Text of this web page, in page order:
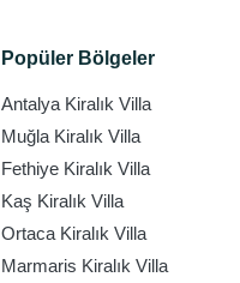
Popüler Bölgeler
Antalya Kiralık Villa
Muğla Kiralık Villa
Fethiye Kiralık Villa
Kaş Kiralık Villa
Ortaca Kiralık Villa
Marmaris Kiralık Villa